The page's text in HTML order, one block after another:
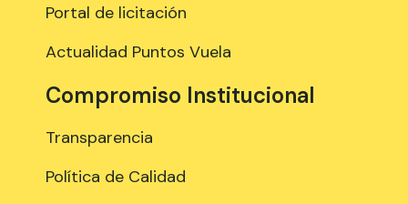
Portal de licitación
Actualidad Puntos Vuela
Compromiso Institucional
Transparencia
Política de Calidad